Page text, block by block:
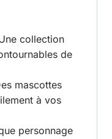
collection
de
mascottes
à vos
personnage